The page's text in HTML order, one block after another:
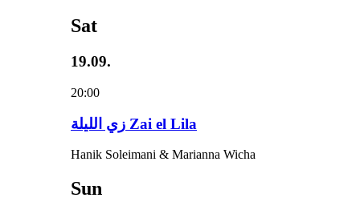
Sat
19.09.
20:00
زي‌ اللیلة Zai el Lila
Hanik Soleimani & Marianna Wicha
Sun